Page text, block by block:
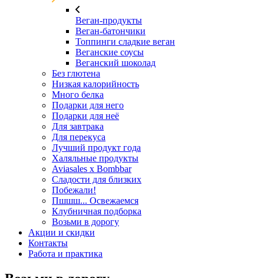
Веган-продукты
Веган-батончики
Топпинги сладкие веган
Веганские соусы
Веганский шоколад
Без глютена
Низкая калорийность
Много белка
Подарки для него
Подарки для неё
Для завтрака
Для перекуса
Лучший продукт года
Халяльные продукты
Aviasales x Bombbar
Сладости для близких
Побежали!
Пшшш... Освежаемся
Клубничная подборка
Возьми в дорогу
Акции и скидки
Контакты
Работа и практика